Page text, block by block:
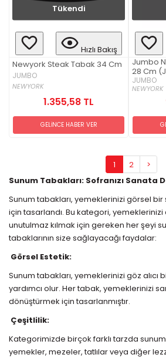
Tükendi
Hızlı Bakış
Newyork Steak Tabak 34 Cm
JUMBO
NEWYORK
1.355,58 TL
GELİNCE HABER VER
Jumbo
28 Cm
JUMBO
NEWYORK
1 2
>
Sunum Tabakları: Sofranızı Sanata
Sunum tabakları, yemeklerinizi görsel
için tasarlandı. Bu kategori,
unutulmaz kılmak için gereken her şeyi
tabaklarının size sağlayacağı faydalar:
Görsel Estetik:
Sunum tabakları, yemeklerinizi göz alıcı
yardımcı olur. Her tabak, yemeklerinizi
dönüştürmek için tasarlanmıştır.
Çeşitlilik:
Kategorimizde birçok farklı tarzda
yemekler, mezeler, tatlılar veya diğer